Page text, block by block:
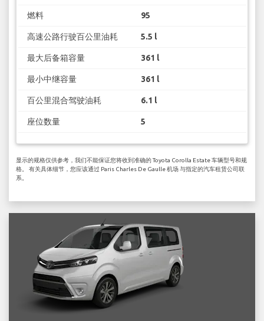
燃料 95
高速公路行驶百公里油耗 5.5 l
最大后备箱容量 361 l
最小中继容量 361 l
百公里混合驾驶油耗 6.1 l
座位数量 5
显示的规格仅供参考，我们不能保证您将收到准确的 Toyota Corolla Estate 车辆型号和规
格。 有关具体细节，您应该通过 Paris Charles De Gaulle 机场 与指定的汽车租赁公司联
系。